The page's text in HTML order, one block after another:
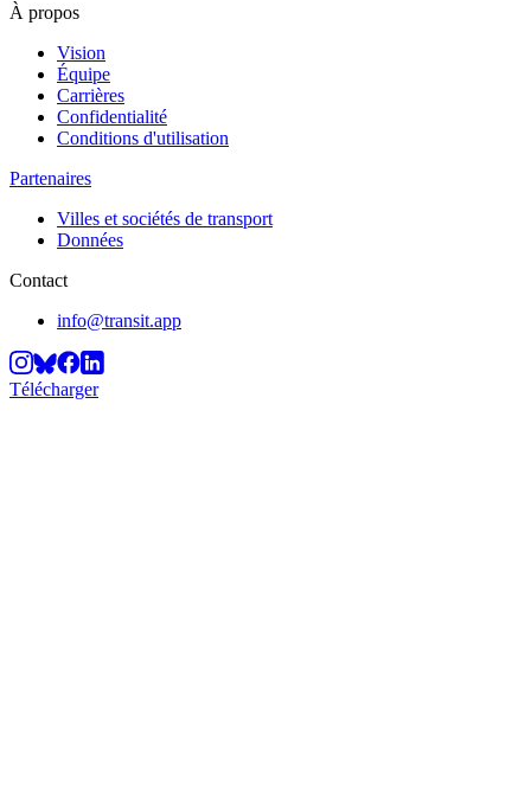
À propos
Vision
Équipe
Carrières
Confidentialité
Conditions d'utilisation
Partenaires
Villes et sociétés de transport
Données
Contact
info@transit.app
Télécharger